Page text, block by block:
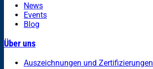
News
Events
Blog
Über uns
Auszeichnungen und Zertifizierungen